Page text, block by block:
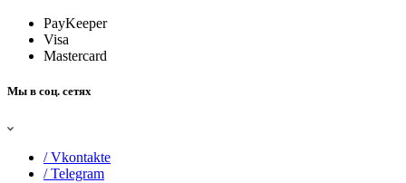
PayKeeper
Visa
Mastercard
Мы в соц. сетях
/ Vkontakte
/ Telegram